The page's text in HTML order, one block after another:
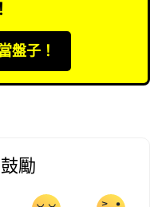
盤子！
勵